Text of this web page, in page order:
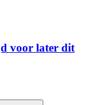
voor later dit